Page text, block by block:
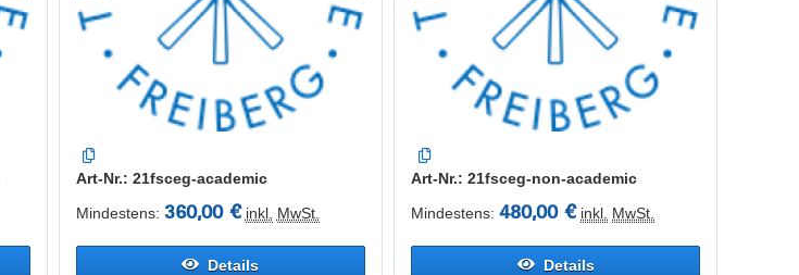
Art-Nr.: 21fsceg-academic
Mindestens: 360,00 € inkl. MwSt.
Details
Art-Nr.: 21fsceg-non-academic
Mindestens: 480,00 € inkl. MwSt.
Details